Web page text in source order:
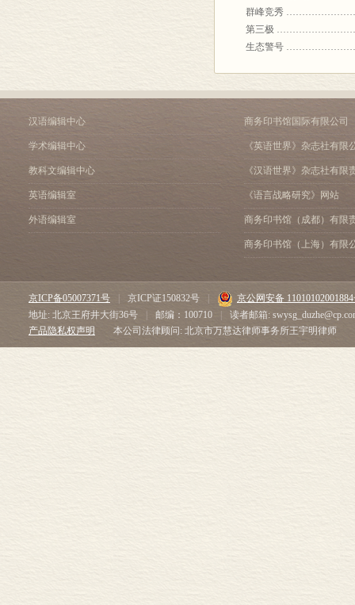
群峰竞秀
第三极
生态警号
板块构造
特提斯海
喜马拉雅运动历程
第三章 灵氤
石器时代
松赞干布•尺尊公主
贡塘王城
寺庙
米拉日巴
格萨尔王
第四章 风起云涌
汉语编辑中心
学术编辑中心
教科文编辑中心
英语编辑室
外语编辑室
商务印书馆国际有限公司
《英语世界》杂志社有限
《汉语世界》杂志社有限
《语言战略研究》网站
商务印书馆（成都）有限
商务印书馆（上海）有限
京ICP备05007371号 京ICP证150832号
京公网安备
地址: 北京王府井大街36号
邮编：100710
读者邮箱:
产品隐私权声明
本公司法律顾问: 北京市万慧达律师事务所王宇明律师